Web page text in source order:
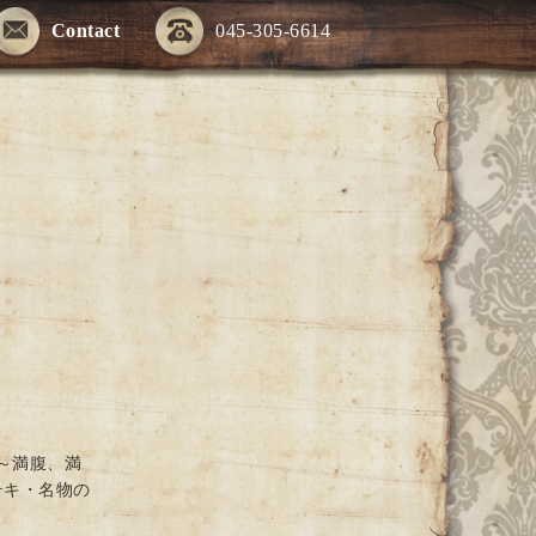
045-305-6614
Contact
満腹、満
・名物の